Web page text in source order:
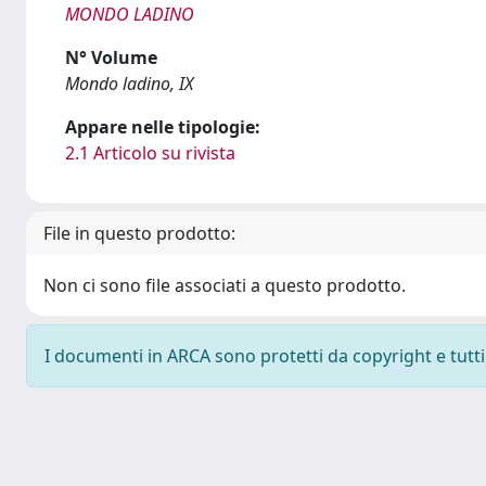
MONDO LADINO
N° Volume
Mondo ladino, IX
Appare nelle tipologie:
2.1 Articolo su rivista
File in questo prodotto:
Non ci sono file associati a questo prodotto.
I documenti in ARCA sono protetti da copyright e